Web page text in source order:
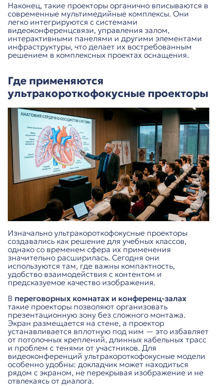
Наконец, такие проекторы органично вписываются в
современные мультимедийные комплексы. Они
легко интегрируются с системами
видеоконференцсвязи, управления залом,
интерактивными панелями и другими элементами
инфраструктуры, что делает их востребованным
решением в комплексных проектах оснащения.
Где применяются
ультракороткофокусные проекторы
Изначально ультракороткофокусные проекторы
создавались как решение для учебных классов,
однако со временем сфера их применения
значительно расширилась. Сегодня они
используются там, где важны компактность,
удобство взаимодействия с контентом и
предсказуемое качество изображения.
В переговорных комнатах и конференц-залах
такие проекторы позволяют организовать
презентационную зону без сложного монтажа.
Экран размещается на стене, а проектор
устанавливается вплотную под ним — это избавляет
от потолочных креплений, длинных кабельных трасс
и проблем с тенями от участников. Для
видеоконференций ультракороткофокусные модели
особенно удобны: докладчик может находиться
рядом с экраном, не перекрывая изображение и не
отвлекаясь от диалога.